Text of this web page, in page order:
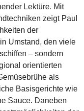
Lektüre. Mit
zeigt Paul
der
Umstand, den viele
– sondern
orientierten
als
Basisgerichte wie
Sauce. Daneben